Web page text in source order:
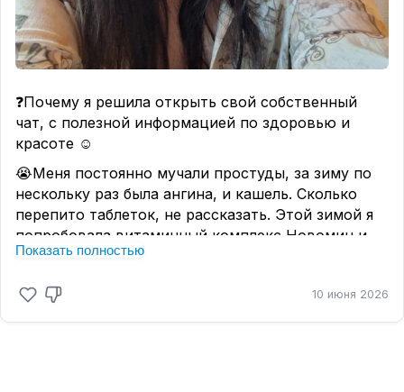
ПОДДЕЛОК качества! %
‼️Поставьте 🔥🔥🔥🔥🔥
❓Почему я решила открыть свой собственный
чат, с полезной информацией по здоровью и
красоте ☺️
😭Меня постоянно мучали простуды, за зиму по
нескольку раз была ангина, и кашель. Сколько
перепито таблеток, не рассказать. Этой зимой я
попробовала витаминный комплекс Новомин и
ни разу не заболела! 😱
Оказывается Siberian Wellness это очень
серьезный производитель!
29 на рынке, в 65 странах, основа продуктов -
Показать полностью
10 июня 2026